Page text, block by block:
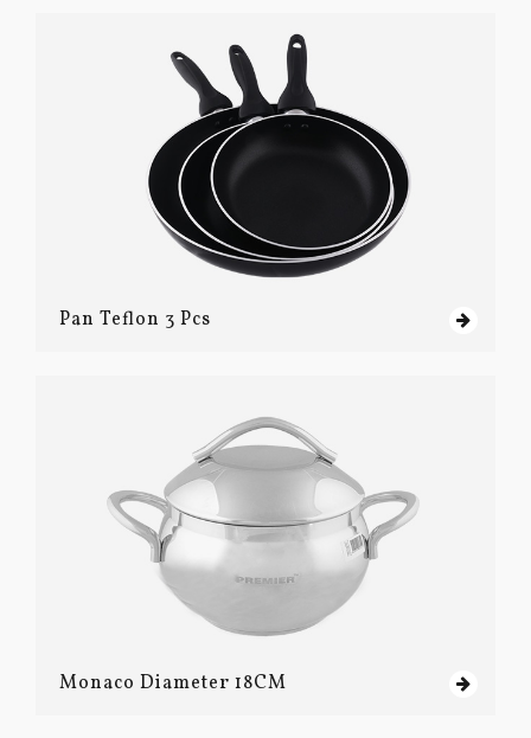
Pan Teflon 3 Pcs
Monaco Diameter 18CM